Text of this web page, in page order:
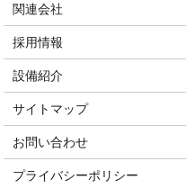
関連会社
採用情報
設備紹介
サイトマップ
お問い合わせ
プライバシーポリシー